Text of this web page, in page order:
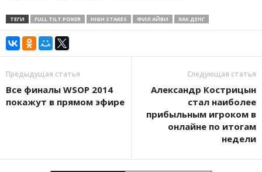
ТЕГИ FULL TILT POKER HIGH STAKES ФИЛ АЙВИ ХАК ДЕНГ
Предыдущая статья
Все финалы WSOP 2014
покажут в прямом эфире
Следующая статья
Александр Кострицын
стал наиболее
прибыльным игроком в
онлайне по итогам
недели